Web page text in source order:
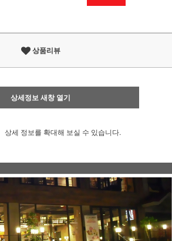
상품리뷰
상세정보 새창 열기
상세 정보를 확대해 보실 수 있습니다.